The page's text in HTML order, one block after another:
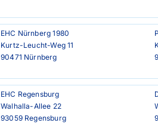
EHC Nürnberg 1980
Kurtz-Leucht-Weg 11
90471 Nürnberg
EHC Regensburg
Walhalla-Allee 22
93059 Regensburg